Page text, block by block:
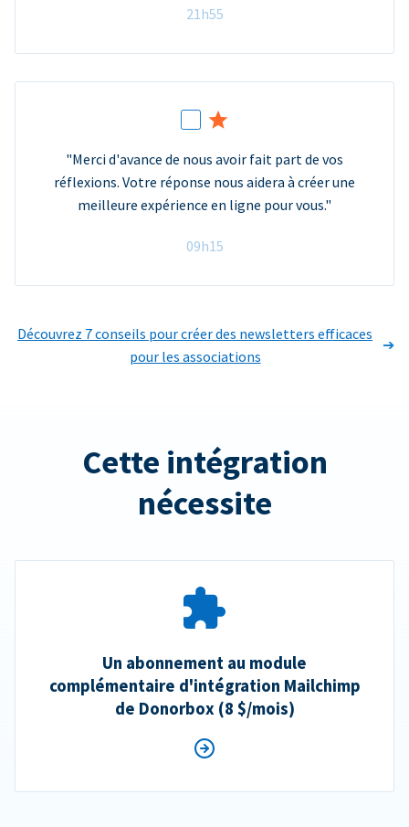
21h55
"Merci d'avance de nous avoir fait part de vos
réflexions. Votre réponse nous aidera à créer une
meilleure expérience en ligne pour vous."
09h15
Découvrez 7 conseils pour créer des newsletters efficaces
pour les associations
Cette intégration
nécessite
Un abonnement au module
complémentaire d'intégration Mailchimp
de Donorbox (8 $/mois)